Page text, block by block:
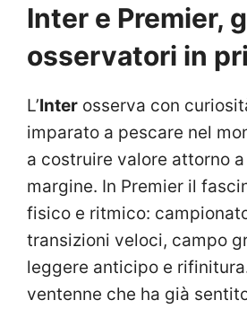
Inter e Premier,
osservatori in
L’Inter osserva con
imparato a pescare nel
a costruire valore attorno
margine. In Premier il
fisico e ritmico:
transizioni veloci, campo
leggere anticipo e
ventenne che ha già